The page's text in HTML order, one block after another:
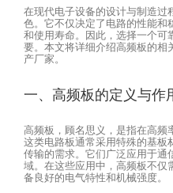
在现代电子设备的设计与制造过
色。它不仅决定了电路的性能
和使用寿命。因此，选择一个可
要。本文将详细介绍高频板的
产厂家。
一、高频板的定义与作
高频板，顾名思义，是指在高频
这类电路板通常采用特殊的基
传输的需求。它们广泛应用于
域。在这些应用中，高频板不
备良好的电气特性和机械强度。